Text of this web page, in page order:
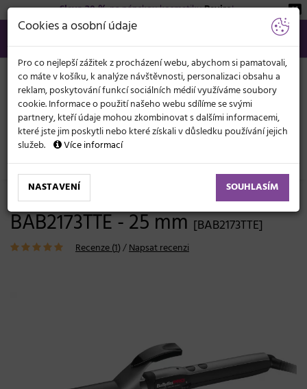
Sleva 20 %na pánskou kosmetikuBeviro!
566 440 099
info@svetkadernictvi.cz
Po−pá: 8−17
Vše o nákupu Kč
KATEGORIE
MENU
Elektronika Kulmy Klasické
Kulma na vlasy BaByliss Pro
BAB2173TTE - 25 mm [BAB2173TTE]
Recenze (1)/Napsat recenzi
Cookies a osobní údaje
Pro co nejlepší zážitek z procházení webu, abychom si pamatovali,
co máte v košíku, k analýze návštěvnosti, personalizaci obsahu a
reklam, poskytování funkcí sociálních médií využíváme soubory
cookie. Informace o použití našeho webu sdílíme se svými
partnery, kteří údaje mohou zkombinovat s dalšími informacemi,
které jste jim poskytli nebo které získali v důsledku používání jejich
služeb.
Více informací
NASTAVENÍ SOUHLASÍM